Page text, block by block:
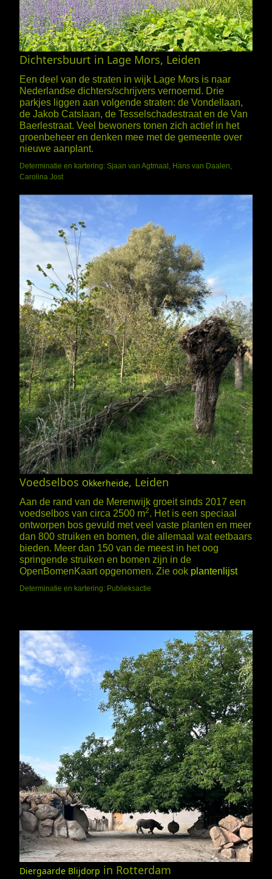
Dichtersbuurt in Lage Mors, Leiden
Een deel van de straten in wijk Lage Mors is naar
Nederlandse dichters/schrijvers vernoemd. Drie
parkjes liggen aan volgende straten: de Vondellaan,
de Jakob Catslaan, de Tesselschadestraat en de Van
Baerlestraat. Veel bewoners tonen zich actief in het
groenbeheer en denken mee met de gemeente over
nieuwe aanplant.
Determinatie en kartering: Sjaan van Agtmaal, Hans van Daalen,
Carolina Jost
Voedselbos Okkerheide, Leiden
Aan de rand van de Merenwijk groeit sinds 2017 een
voedselbos van circa 2500 m2. Het is een speciaal
ontworpen bos gevuld met veel vaste planten en meer
dan 800 struiken en bomen, die allemaal wat eetbaars
bieden. Meer dan 150 van de meest in het oog
springende struiken en bomen zijn in de
OpenBomenKaart opgenomen. Zie ook plantenlijst
Determinatie en kartering: Publieksactie
Diergaarde Blijdorp in Rotterdam